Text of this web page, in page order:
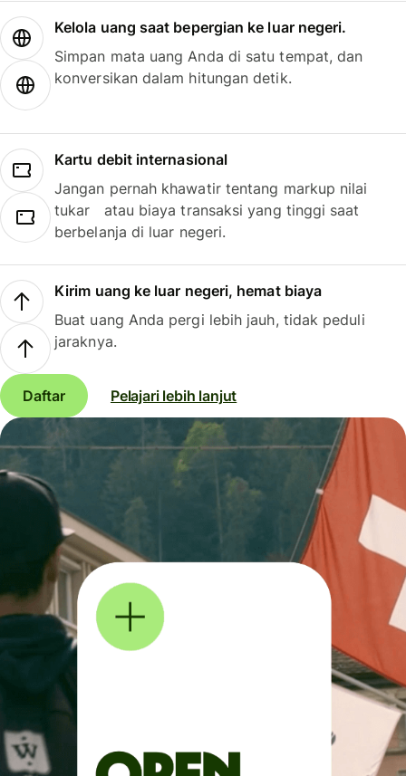
Kelola uang saat bepergian ke luar negeri.
Simpan mata uang Anda di satu tempat, dan
konversikan dalam hitungan detik.
Kartu debit internasional
Jangan pernah khawatir tentang markup nilai
tukar atau biaya transaksi yang tinggi saat
berbelanja di luar negeri.
Kirim uang ke luar negeri, hemat biaya
Buat uang Anda pergi lebih jauh, tidak peduli
jaraknya.
Daftar Pelajari lebih lanjut